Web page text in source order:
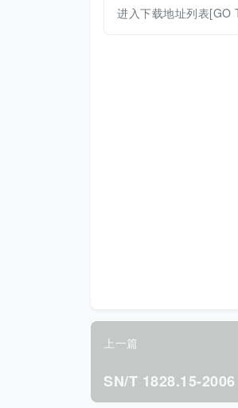
进入下载地址列表[GO
上一篇